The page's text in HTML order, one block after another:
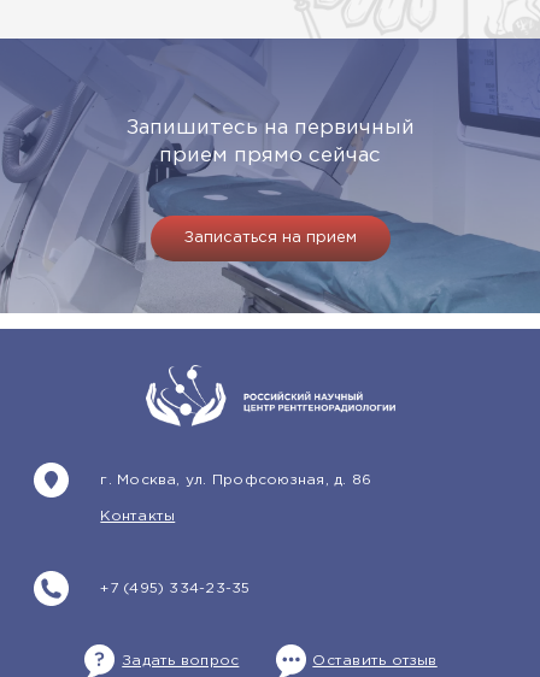
Запишитесь на первичный
прием прямо сейчас
Записаться на прием
+7 (495) 334-23-35
г. Москва, ул. Профсоюзная, д. 86
Контакты
Задать вопрос Оставить отзыв